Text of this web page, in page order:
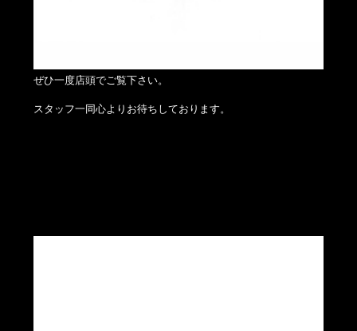
ぜひ一度店頭でご覧下さい。
スタッフ一同心よりお待ちしております。